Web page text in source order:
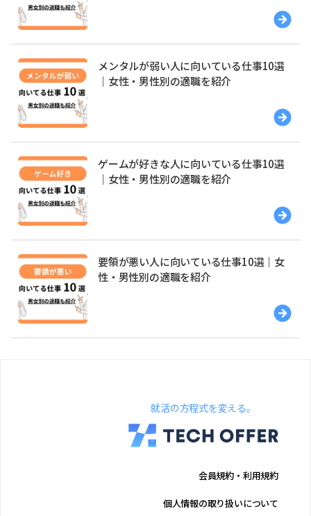
メンタルが弱い人に向いている仕事10選
｜女性・男性別の適職を紹介
ゲームが好きな人に向いている仕事10選
｜女性・男性別の適職を紹介
要領が悪い人に向いている仕事10選｜女
性・男性別の適職を紹介
就活の方程式を変える。
会員規約・利用規約
個人情報の取り扱いについて